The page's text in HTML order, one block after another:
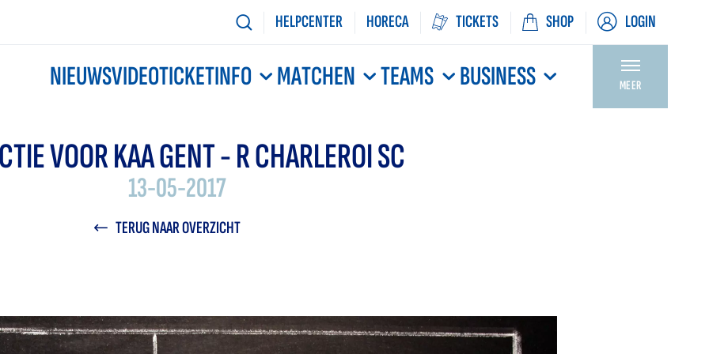
HELPCENTER HORECA TICKETS SHOP LOGIN
NIEUWSVIDEOTICKETINFO MATCHEN TEAMS BUSINESS MEER
VOOR KAA GENT - R CHARLEROI SC
13-05-2017
TERUG NAAR OVERZICHT